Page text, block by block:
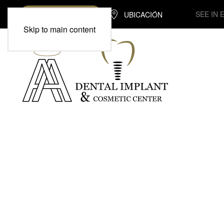
Skip to main content
UBICACIÓN SEE IN